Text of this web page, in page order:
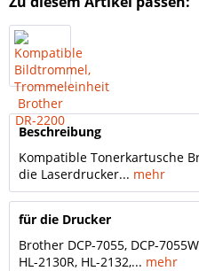
Beschreibung
Kompatible Tonerkartusche
die Laserdrucker... mehr
für die Drucker
Brother DCP-7055, DCP-
HL-2130R, HL-2132,... mehr